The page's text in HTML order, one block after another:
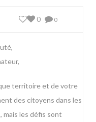
0
0
territoire et de votre
des citoyens dans les
mais les défis sont